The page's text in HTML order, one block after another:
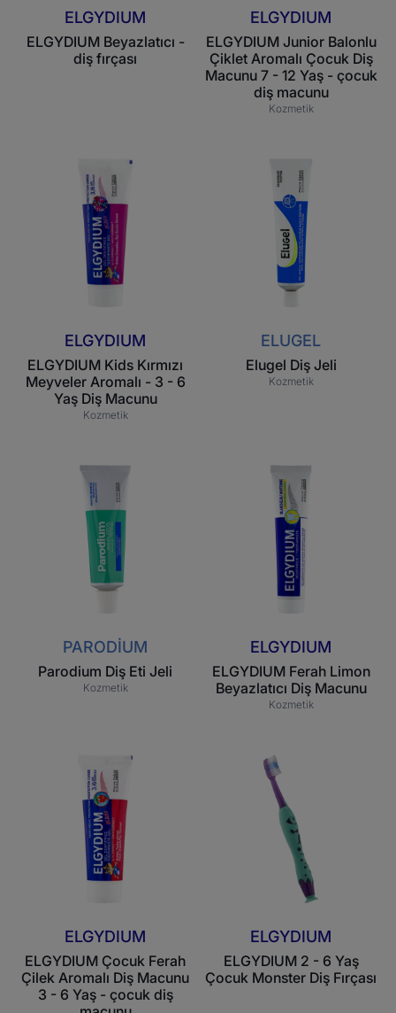
ELGYDIUM
ELGYDIUM Beyazlatıcı -
diş fırçası
-
12
Yaş
-
çocuk
ELGYDIUM
ELGYDIUM Junior Balonlu
Çiklet Aromalı Çocuk Diş
Macunu 7 - 12 Yaş - çocuk
diş macunu
Kozmetik
Kids
Kırmızı
Meyveler
Aromalı
-
3
Yaş
Diş
Macunu
ELGYDIUM
ELGYDIUM Kids Kırmızı
Meyveler Aromalı - 3 - 6
Yaş Diş Macunu
Kozmetik
Diş
Jeli
ELUGEL
Elugel Diş Jeli
Kozmetik
Parodium
Diş
Eti
Jeli
PARODIUM
Parodium Diş Eti Jeli
Kozmetik
ELGYDIUM
Ferah
Limon
Beyazlatıcı
Diş
Macunu
ELGYDIUM
ELGYDIUM Ferah Limon
Beyazlatıcı Diş Macunu
Kozmetik
ELGYDIUM
Çocuk
Ferah
Çilek
Aromalı
Diş
Macunu
6
Yaş
-
çocuk
ELGYDIUM
ELGYDIUM Çocuk Ferah
Çilek Aromalı Diş Macunu
3 - 6 Yaş - çocuk diş
6
Yaş
Çocuk
Monster
Diş
ELGYDIUM
ELGYDIUM 2 - 6 Yaş
Çocuk Monster Diş Fırçası